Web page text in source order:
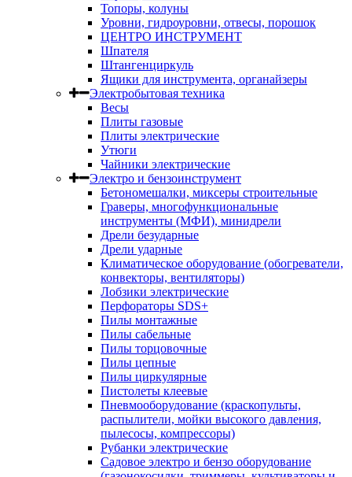
Топоры, колуны
Уровни, гидроуровни, отвесы, порошок
ЦЕНТРО ИНСТРУМЕНТ
Шпателя
Штангенциркуль
Ящики для инструмента, органайзеры
Электробытовая техника
Весы
Плиты газовые
Плиты электрические
Утюги
Чайники электрические
Электро и бензоинструмент
Бетономешалки, миксеры строительные
Граверы, многофункциональные
инструменты (МФИ), минидрели
Дрели безударные
Дрели ударные
Климатическое оборудование (обогреватели,
конвекторы, вентиляторы)
Лобзики электрические
Перфораторы SDS+
Пилы монтажные
Пилы сабельные
Пилы торцовочные
Пилы цепные
Пилы циркулярные
Пистолеты клеевые
Пневмооборудование (краскопульты,
распылители, мойки высокого давления,
пылесосы, компрессоры)
Рубанки электрические
Садовое электро и бензо оборудование